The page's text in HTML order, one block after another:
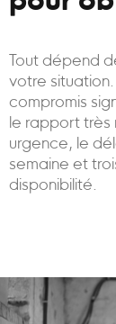
Tout dépend
votre situation.
compromis
le rapport très
urgence, le
semaine et
disponibilité.